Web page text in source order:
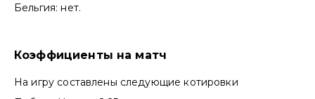
Бельгия: нет.
Коэффициенты на матч
На игру составлены следующие котировки